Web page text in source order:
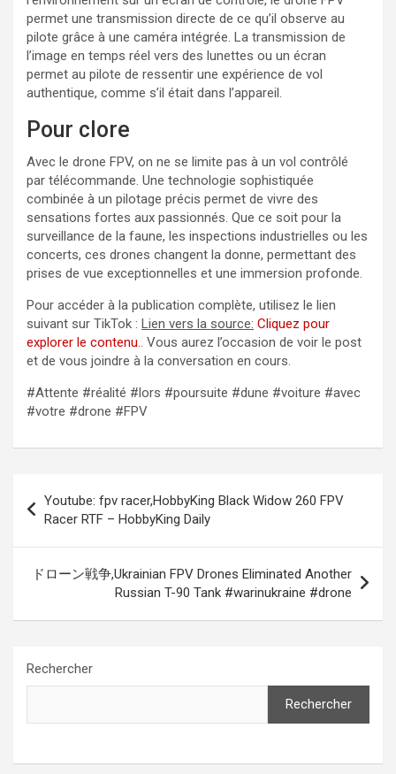
permet une transmission directe de ce qu’il observe au
pilote grâce à une caméra intégrée. La transmission de
l’image en temps réel vers des lunettes ou un écran
permet au pilote de ressentir une expérience de vol
authentique, comme s’il était dans l’appareil.
Pour clore
Avec le drone FPV, on ne se limite pas à un vol contrôlé
par télécommande. Une technologie sophistiquée
combinée à un pilotage précis permet de vivre des
sensations fortes aux passionnés. Que ce soit pour la
surveillance de la faune, les inspections industrielles ou les
concerts, ces drones changent la donne, permettant des
prises de vue exceptionnelles et une immersion profonde.
Pour accéder à la publication complète, utilisez le lien
suivant sur TikTok : Lien vers la source: Cliquez pour
explorer le contenu.. Vous aurez l’occasion de voir le post
et de vous joindre à la conversation en cours.
#Attente #réalité #lors #poursuite #dune #voiture #avec
#votre #drone #FPV
de
l’article
Youtube: fpv racer,HobbyKing Black Widow 260 FPV
Racer RTF – HobbyKing Daily
ドローン戦争,Ukrainian FPV Drones Eliminated Another
Russian T-90 Tank #warinukraine #drone
Rechercher
Rechercher